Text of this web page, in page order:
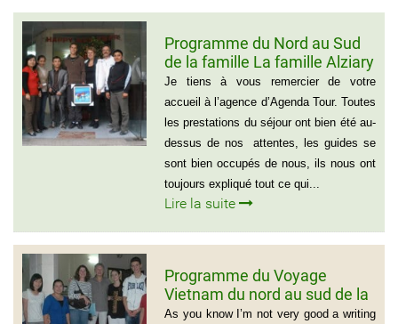
Programme du Nord au Sud
de la famille La famille Alziary
(Voyage Vietnam Nord au
Sud)
Je tiens à vous remercier de votre
accueil à l’agence d’Agenda Tour. Toutes
les prestations du séjour ont bien été au-
dessus de nos attentes, les guides se
sont bien occupés de nous, ils nous ont
toujours expliqué tout ce qui...
Lire la suite
Programme du Voyage
Vietnam du nord au sud de la
famille de Vivien Schydlawsky
As you know I’m not very good a writing